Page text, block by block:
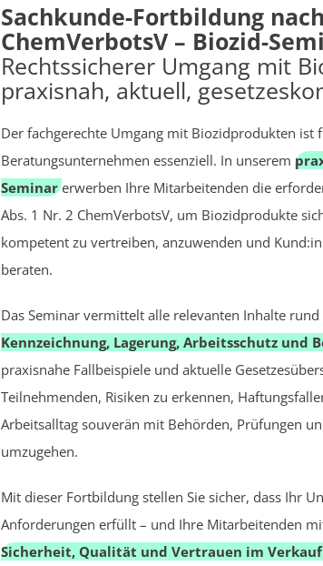
Sachkunde-Fortbildung
ChemVerbotsV – Biozid-
Rechtssicherer Umgang mit
praxisnah, aktuell,
Der fachgerechte Umgang mit Biozidprodukten ist
Beratungs­unternehmen essenziell. In unserem
Seminarerwerben Ihre Mitarbeitenden die
Abs. 1 Nr. 2 ChemVerbotsV, um Biozidprodukte
kompetent zu vertreiben, anzuwenden und
beraten.
Das Seminar vermittelt alle relevanten Inhalte rund
Kennzeichnung, Lagerung, Arbeitsschutz und
praxisnahe Fallbeispiele und aktuelle
Teilnehmenden, Risiken zu erkennen,
Arbeitsalltag souverän mit Behörden, Prüfungen
umzugehen.
Mit dieser Fortbildung stellen Sie sicher, dass Ihr
Anforderungen erfüllt – und Ihre Mitarbeitenden
Sicherheit, Qualität und Vertrauen im